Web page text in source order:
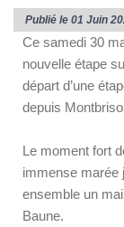
Publié le 01 Juin
Ce samedi 30
nouvelle étape
départ d’une
depuis
Le moment fort
immense marée
ensemble un
Baune.